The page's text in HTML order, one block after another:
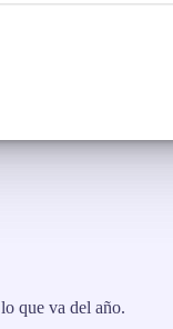
que va del año.